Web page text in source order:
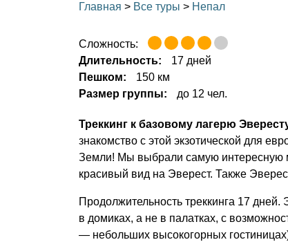
Главная > Все туры > Непал
Сложность:
Длительность:
17 дней
Пешком:
150 км
Размер группы:
до 12 чел.
Треккинг к базовому лагерю
знакомство с этой экзотической для
Земли! Мы выбрали самую интересную
красивый вид на Эверест. Также
Продолжительность треккинга 17
в домиках, а не в палатках, с
— небольших высокогорных